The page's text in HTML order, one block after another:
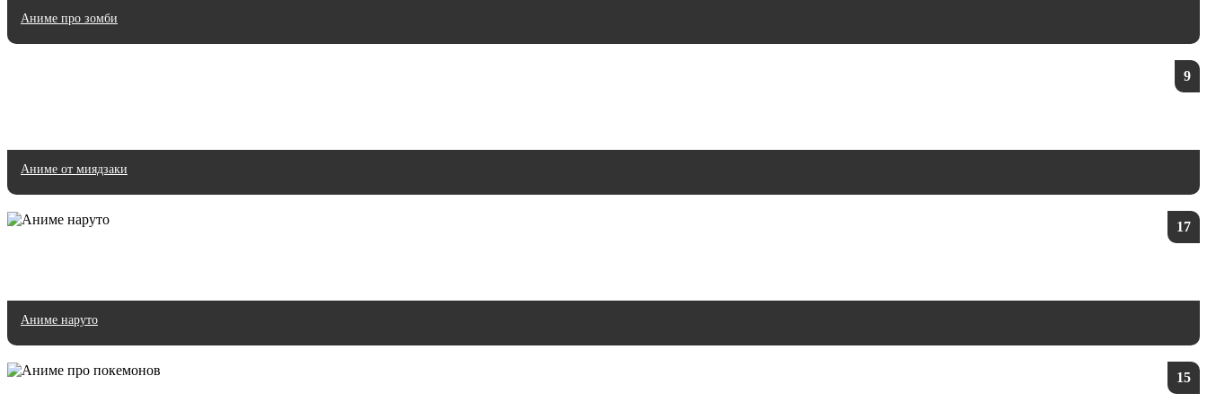
Аниме про зомби
9
Аниме от миядзаки
17
Аниме наруто
15